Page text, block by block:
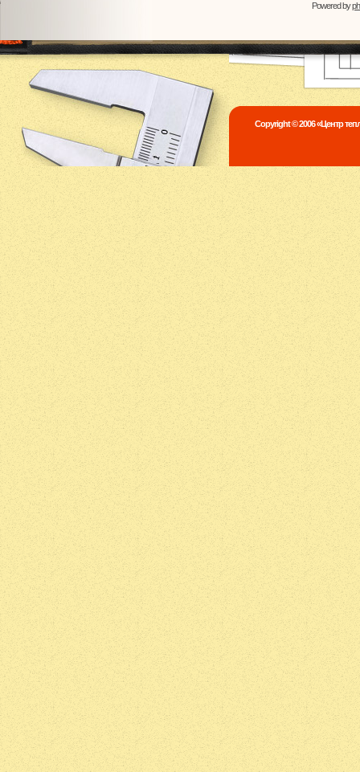
Powered by
Copyright © 2006 «Центр